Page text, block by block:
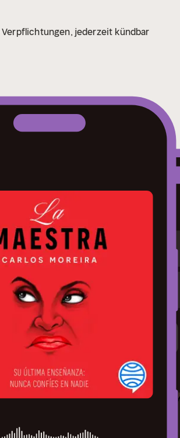
Verpflichtungen, jederzeit kündbar